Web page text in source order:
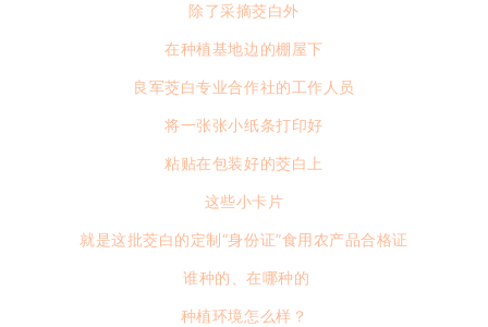
除了采摘茭白外
在种植基地边的棚屋下
良军茭白专业合作社的工作人员
将一张张小纸条打印好
粘贴在包装好的茭白上
这些小卡片
就是这批茭白的定制“身份证”食用农产品合格证
谁种的、在哪种的
种植环境怎么样？